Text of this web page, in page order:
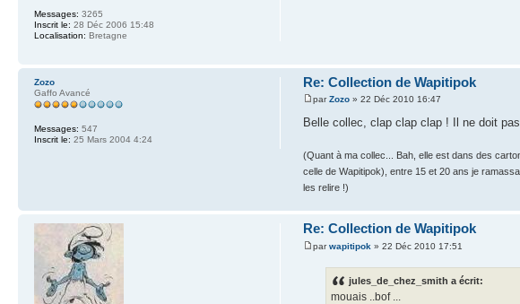
Messages: 3265
Inscrit le: 28 Déc 2006 15:48
Localisation: Bretagne
Re: Collection de Wapitipok
parZozo » 22 Déc 2010 16:47
Belle collec, clap clap clap ! Il ne doit
(Quant à ma collec... Bah, elle est dans des
celle de Wapitipok), entre 15 et 20 ans je
les relire !)
Zozo
Gaffo Avancé
Messages: 547
Inscrit le: 25 Mars 2004 4:24
Re: Collection de Wapitipok
parwapitipok » 22 Déc 2010 17:51
jules_de_chez_smith a écrit:
mouais ..bof ...